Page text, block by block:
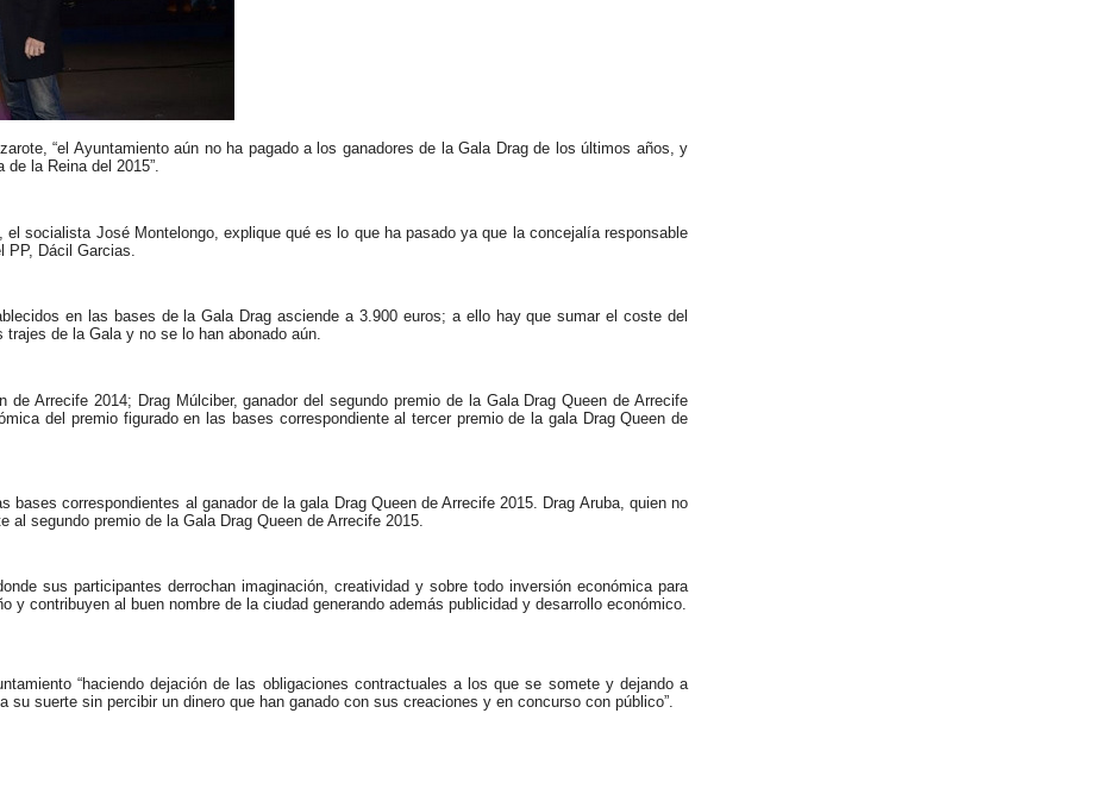
“el Ayuntamiento aún no ha pagado a los ganadores de la Gala Drag de los últimos años, y
la Reina del 2015”.
socialista José Montelongo, explique qué es lo que ha pasado ya que la concejalía responsable
Dácil Garcias.
en las bases de la Gala Drag asciende a 3.900 euros; a ello hay que sumar el coste del
de la Gala y no se lo han abonado aún.
Arrecife 2014; Drag Múlciber, ganador del segundo premio de la Gala Drag Queen de Arrecife
del premio figurado en las bases correspondiente al tercer premio de la gala Drag Queen de
correspondientes al ganador de la gala Drag Queen de Arrecife 2015. Drag Aruba, quien no
segundo premio de la Gala Drag Queen de Arrecife 2015.
sus participantes derrochan imaginación, creatividad y sobre todo inversión económica para
y contribuyen al buen nombre de la ciudad generando además publicidad y desarrollo económico.
“haciendo dejación de las obligaciones contractuales a los que se somete y dejando a
suerte sin percibir un dinero que han ganado con sus creaciones y en concurso con público”.